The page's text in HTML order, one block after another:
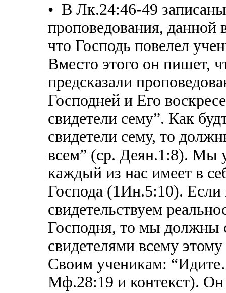
• В Лк.24:46-49
проповедования,
что Господь повелел
Вместо этого он пишет,
предсказали
Господней и Его
свидетели сему”. Как
свидетели сему, то
всем” (ср. Деян.1:8). Мы
каждый из нас имеет в
Господа (1Ин.5:10).
свидетельствуем
Господня, то мы должны
свидетелями всему
Своим ученикам:
Мф.28:19 и контекст). Он